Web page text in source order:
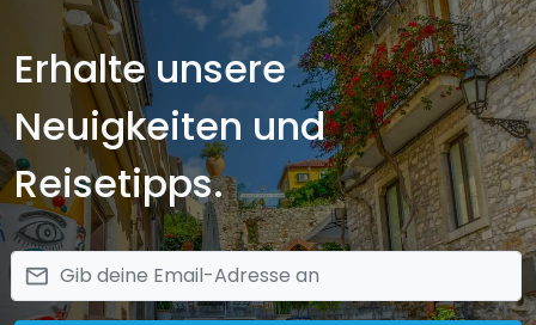
Erhalte unsere
Neuigkeiten und
Reisetipps.
email